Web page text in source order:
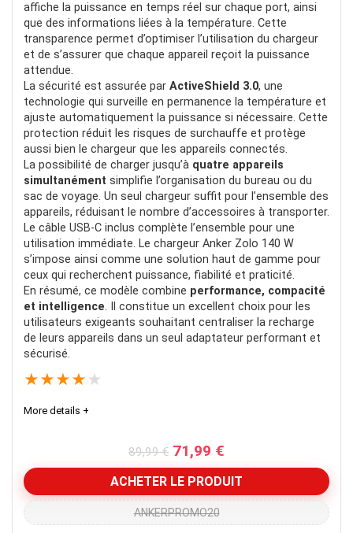
affiche la puissance en temps réel sur chaque port, ainsi
que des informations liées à la température. Cette
transparence permet d’optimiser l’utilisation du chargeur
et de s’assurer que chaque appareil reçoit la puissance
attendue.
La sécurité est assurée par ActiveShield 3.0, une
technologie qui surveille en permanence la température et
ajuste automatiquement la puissance si nécessaire. Cette
protection réduit les risques de surchauffe et protège
aussi bien le chargeur que les appareils connectés.
La possibilité de charger jusqu’à quatre appareils
simultanément simplifie l’organisation du bureau ou du
sac de voyage. Un seul chargeur suffit pour l’ensemble des
appareils, réduisant le nombre d’accessoires à transporter.
Le câble USB-C inclus complète l’ensemble pour une
utilisation immédiate. Le chargeur Anker Zolo 140 W
s’impose ainsi comme une solution haut de gamme pour
ceux qui recherchent puissance, fiabilité et praticité.
En résumé, ce modèle combine performance, compacité
et intelligence. Il constitue un excellent choix pour les
utilisateurs exigeants souhaitant centraliser la recharge
de leurs appareils dans un seul adaptateur performant et
sécurisé.
★★★★ ★
More details +
89,99€ Le
prix
initial
était :
89,99 €.
71,99 €
prix
actuel
est :
ACHETER LE PRODUIT
ANKERPROMO20